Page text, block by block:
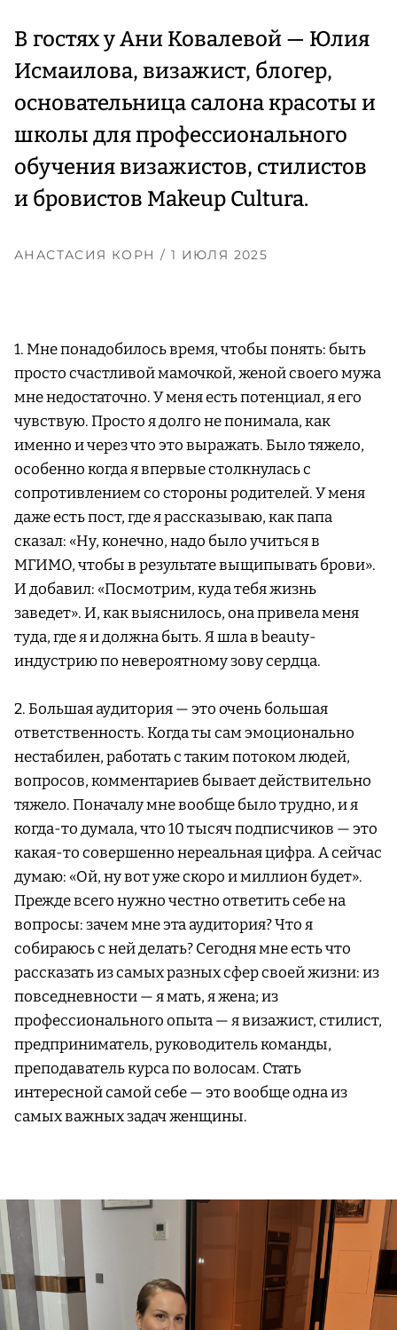
В гостях у Ани Ковалевой — Юлия
Исмаилова, визажист, блогер,
основательница салона красоты и
школы для профессионального
обучения визажистов, стилистов
и бровистов Makeup Cultura.
АНАСТАСИЯ КОРН / 1 ИЮЛЯ 2025
1. Мне понадобилось время, чтобы понять: быть
просто счастливой мамочкой, женой своего мужа
мне недостаточно. У меня есть потенциал, я его
чувствую. Просто я долго не понимала, как
именно и через что это выражать. Было тяжело,
особенно когда я впервые столкнулась с
сопротивлением со стороны родителей. У меня
даже есть пост, где я рассказываю, как папа
сказал: «Ну, конечно, надо было учиться в
МГИМО, чтобы в результате выщипывать брови».
И добавил: «Посмотрим, куда тебя жизнь
заведет». И, как выяснилось, она привела меня
туда, где я и должна быть. Я шла в beauty-
индустрию по невероятному зову сердца.
2. Большая аудитория — это очень большая
ответственность. Когда ты сам эмоционально
нестабилен, работать с таким потоком людей,
вопросов, комментариев бывает действительно
тяжело. Поначалу мне вообще было трудно, и я
когда-то думала, что 10 тысяч подписчиков — это
какая-то совершенно нереальная цифра. А сейчас
думаю: «Ой, ну вот уже скоро и миллион будет».
Прежде всего нужно честно ответить себе на
вопросы: зачем мне эта аудитория? Что я
собираюсь с ней делать? Сегодня мне есть что
рассказать из самых разных сфер своей жизни: из
повседневности — я мать, я жена; из
профессионального опыта — я визажист, стилист,
предприниматель, руководитель команды,
преподаватель курса по волосам. Стать
интересной самой себе — это вообще одна из
самых важных задач женщины.